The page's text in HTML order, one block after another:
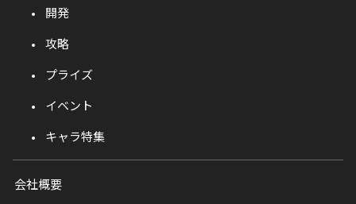
開発
攻略
プライズ
イベント
キャラ特集
会社概要